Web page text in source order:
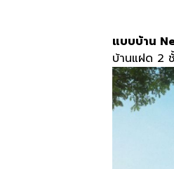
แบบบ้าน
บ้านแฝด 2